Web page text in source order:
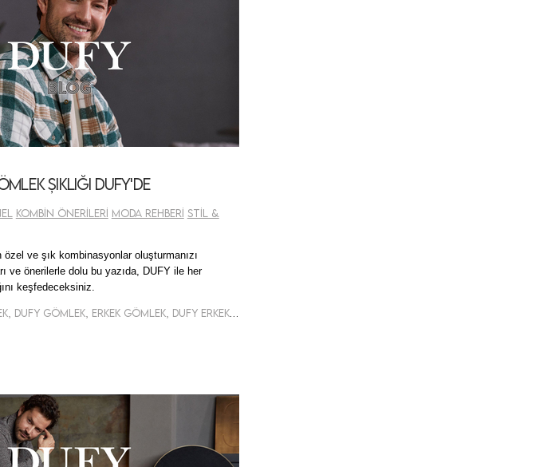
Şıklığı DUFY'de
Kombin Önerileri Moda Rehberi Stil &
ve şık kombinasyonlar oluşturmanızı
ve önerilerle dolu bu yazıda, DUFY ile her
keşfedeceksiniz.
Dufy, Erkek, Gömlek, Dufy Gömlek, Erkek Gömlek, Dufy Erkek Gömlek